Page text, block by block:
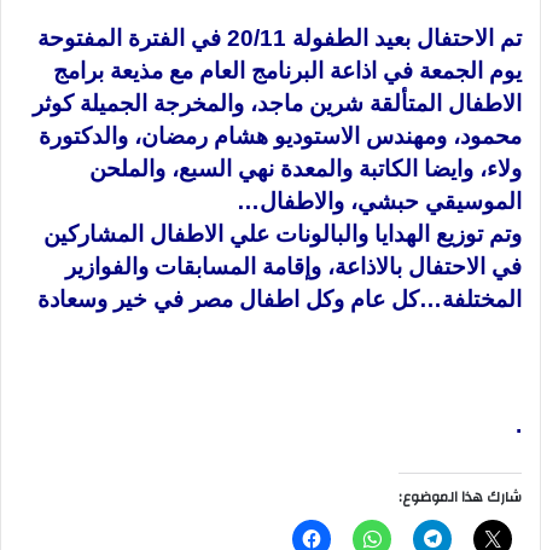
تم الاحتفال بعيد الطفولة 20/11 في الفترة المفتوحة
يوم الجمعة في اذاعة البرنامج العام مع مذيعة برامج
الاطفال المتألقة شرين ماجد، والمخرجة الجميلة كوثر
محمود، ومهندس الاستوديو هشام رمضان، والدكتورة
ولاء، وايضا الكاتبة والمعدة نهي السبع، والملحن
الموسيقي حبشي، والاطفال…
وتم توزيع الهدايا والبالونات علي الاطفال المشاركين
في الاحتفال بالاذاعة، وإقامة المسابقات والفوازير
المختلفة…كل عام وكل اطفال مصر في خير وسعادة
.
شارك هذا الموضوع: